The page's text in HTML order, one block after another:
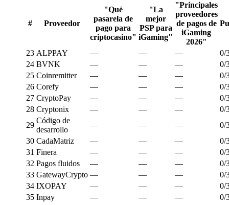
# Proveedor
"Qué
pasarela de
pago para
criptocasino"
"La
mejor
PSP para
iGaming"
"Principales
proveedores
de pagos de
iGaming
2026″
23 ALPPAY — — —
0/
24 BVNK — — —
0/
25 Coinremitter — — —
0/
26 Corefy — — —
0/
27 CryptoPay — — —
0/
28 Cryptonix — — —
0/
29
Código de
desarrollo
— — —
0/
30 CadaMatriz — — —
0/
31 Finera — — —
0/
32 Pagos fluidos — — —
0/
33 GatewayCrypto — — —
0/
34 IXOPAY — — —
0/
35 Inpay — — —
0/